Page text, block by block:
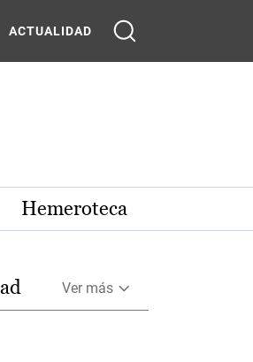
ACTUALIDAD
Hemeroteca
Ver más